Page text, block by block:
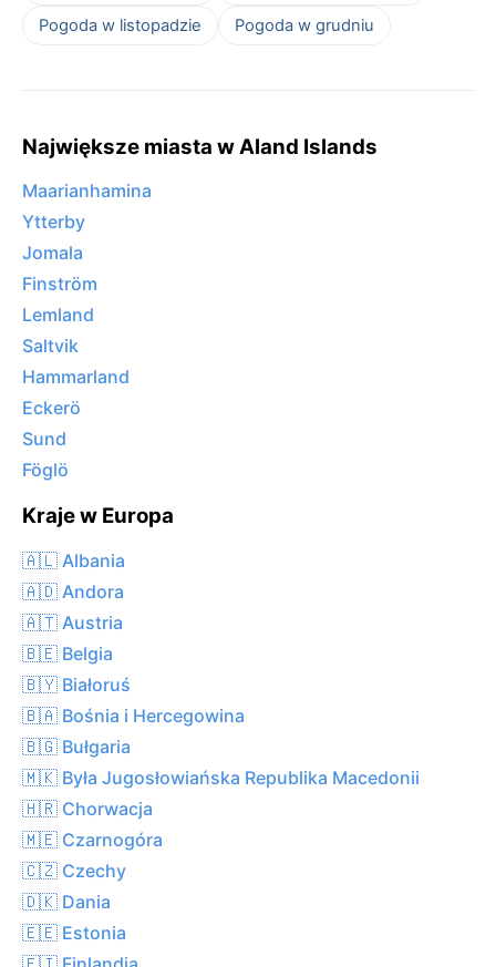
Pogoda w listopadzie Pogoda w grudniu
Największe miasta w Aland Islands
Maarianhamina
Ytterby
Jomala
Finström
Lemland
Saltvik
Hammarland
Eckerö
Sund
Föglö
Kraje w Europa
🇦🇱 Albania
🇦🇩 Andora
🇦🇹 Austria
🇧🇪 Belgia
🇧🇾 Białoruś
🇧🇦 Bośnia i Hercegowina
🇧🇬 Bułgaria
🇲🇰 Była Jugosłowiańska Republika Macedonii
🇭🇷 Chorwacja
🇲🇪 Czarnogóra
🇨🇿 Czechy
🇩🇰 Dania
🇪🇪 Estonia